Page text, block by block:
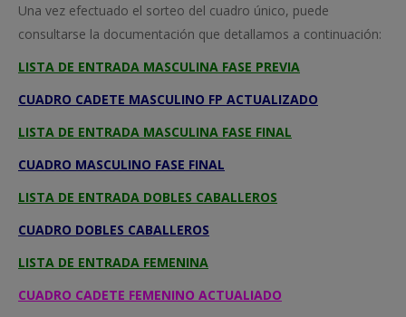
Una vez efectuado el sorteo del cuadro único, puede
consultarse la documentación que detallamos a continuación:
LISTA DE ENTRADA MASCULINA FASE PREVIA
CUADRO CADETE MASCULINO FP ACTUALIZADO
LISTA DE ENTRADA MASCULINA FASE FINAL
CUADRO MASCULINO FASE FINAL
LISTA DE ENTRADA DOBLES CABALLEROS
CUADRO DOBLES CABALLEROS
LISTA DE ENTRADA FEMENINA
CUADRO CADETE FEMENINO ACTUALIADO